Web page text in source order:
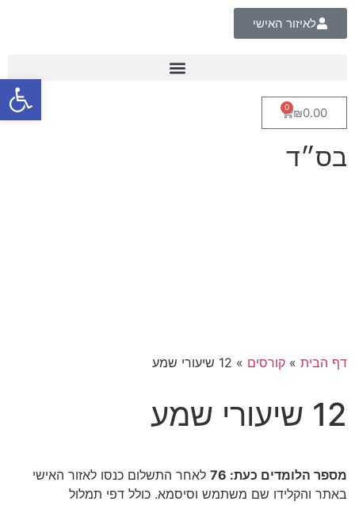
לאיזור האישי
₪0.00
0
בס״ד
דף הבית » קורסים » 12 שיעורי שמע
12 שיעורי שמע
מספר הלומדים כעת: 76
לאחר התשלום כנסו לאזור האישי
באתר והקלידו שם משתמש וסיסמא. כולל דפי תמלול
פתח